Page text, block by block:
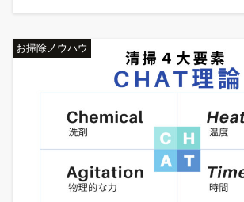
お掃除ノウハウ